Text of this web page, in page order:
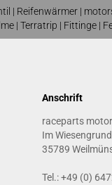
| Reifenwärmer |
| Terratrip | Fittinge|
Anschrift
raceparts
Im
35789
Tel.: +49 (0)